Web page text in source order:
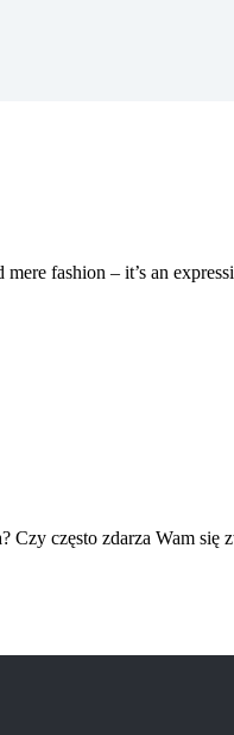
fashion – it’s an
Czy często zdarza Wam